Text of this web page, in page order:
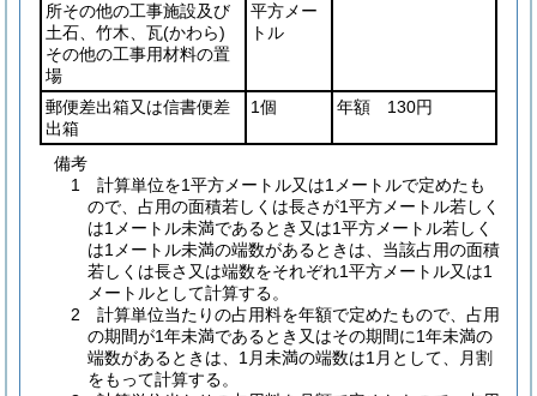
所その他の工事施設及び
土石、竹木、瓦(かわら)
その他の工事用材料の置
場
平方メー
トル
郵便差出箱又は信書便差
出箱
1個 年額 130円
備考
1 計算単位を1平方メートル又は1メートルで定めたも
ので、占用の面積若しくは長さが1平方メートル若しく
は1メートル未満であるとき又は1平方メートル若しく
は1メートル未満の端数があるときは、当該占用の面積
若しくは長さ又は端数をそれぞれ1平方メートル又は1
メートルとして計算する。
2 計算単位当たりの占用料を年額で定めたもので、占用
の期間が1年未満であるとき又はその期間に1年未満の
端数があるときは、1月未満の端数は1月として、月割
をもって計算する。